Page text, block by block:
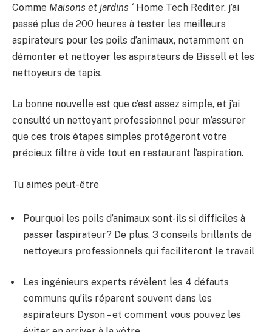
Comme Maisons et jardins ‘ Home Tech Rediter, j’ai
passé plus de 200 heures à tester les meilleurs
aspirateurs pour les poils d’animaux, notamment en
démonter et nettoyer les aspirateurs de Bissell et les
nettoyeurs de tapis.
La bonne nouvelle est que c’est assez simple, et j’ai
consulté un nettoyant professionnel pour m’assurer
que ces trois étapes simples protégeront votre
précieux filtre à vide tout en restaurant l’aspiration.
Tu aimes peut-être
Pourquoi les poils d’animaux sont-ils si difficiles à
passer l’aspirateur? De plus, 3 conseils brillants de
nettoyeurs professionnels qui faciliteront le travail
Les ingénieurs experts révèlent les 4 défauts
communs qu’ils réparent souvent dans les
aspirateurs Dyson – et comment vous pouvez les